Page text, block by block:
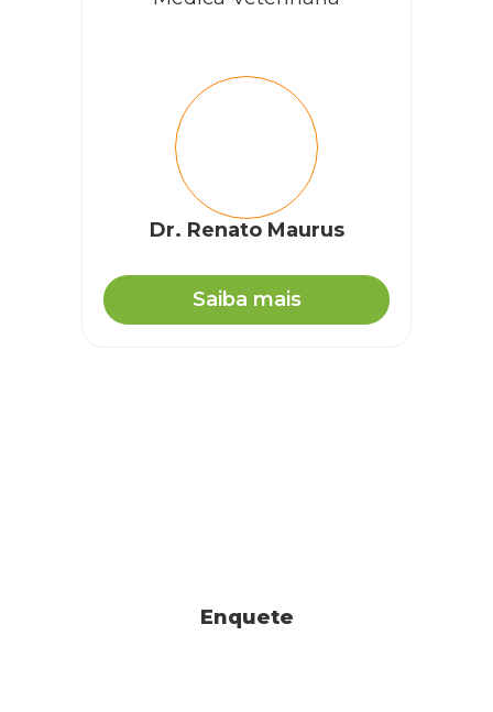
Dr. Renato Maurus
Saiba mais
Enquete